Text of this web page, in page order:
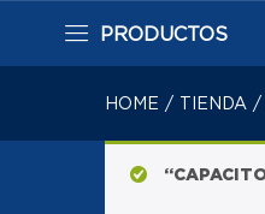
PRODUCTOS
HOME / TIENDA /